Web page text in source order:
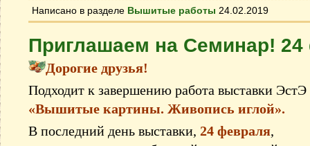
Написано в разделе Вышитые работы 24.02.2019
Приглашаем на Семинар!
Дорогие друзья!
Подходит к завершению работа выставки ЭстЭ
«Вышитые картины. Живопись иглой».
В последний день выставки, 24 февраля,